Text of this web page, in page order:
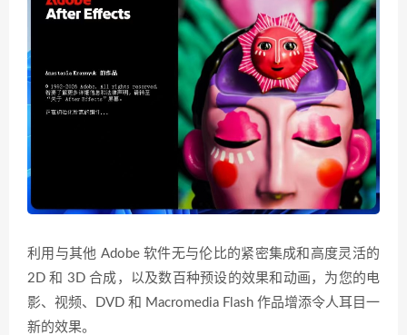
利用与其他 Adobe 软件无与伦比的紧密集成和高度灵活的
2D 和 3D 合成，以及数百种预设的效果和动画，为您的电
影、视频、DVD 和 Macromedia Flash 作品增添令人耳目一
新的效果。